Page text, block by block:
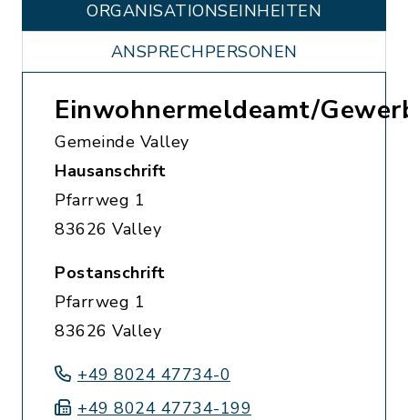
ORGANISATIONS­EINHEITEN
ANSPRECHPERSONEN
Einwohnermeldeamt/
Gemeinde Valley
Hausanschrift
Pfarrweg 1
83626 Valley
Postanschrift
Pfarrweg 1
83626 Valley
+49 8024 47734-0
+49 8024 47734-199